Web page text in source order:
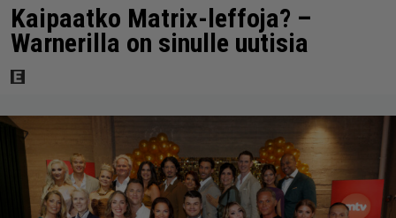
Kaipaatko Matrix-leffoja? –
Warnerilla on sinulle uutisia